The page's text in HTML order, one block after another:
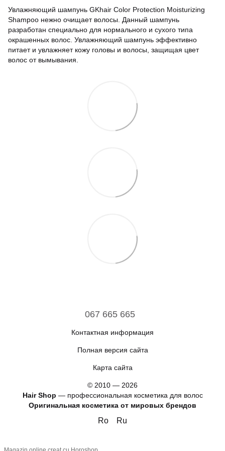
Увлажняющий шампунь GKhair Color Protection Moisturizing
Shampoo нежно очищает волосы. Данный шампунь
разработан специально для нормального и сухого типа
окрашенных волос. Увлажняющий шампунь эффективно
питает и увлажняет кожу головы и волосы, защищая цвет
волос от вымывания.
067 665 665
Контактная информация
Полная версия сайта
Карта сайта
© 2010 — 2026
Hair Shop — профессиональная косметика для волос
Оригинальная косметика от мировых брендов
Ro Ru